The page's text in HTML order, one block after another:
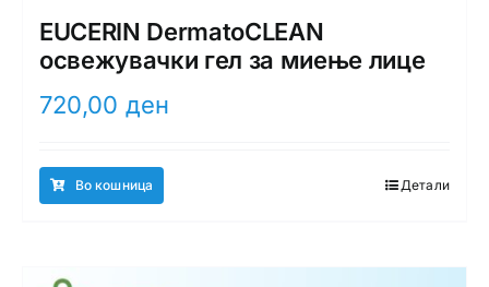
EUCERIN DermatoCLEAN
освежувачки гел за миење лице
720,00 ден
Во кошница Детали